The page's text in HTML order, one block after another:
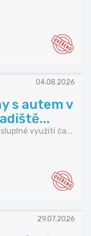
04.08.2026
s autem v
využití ča...
29.07.2026